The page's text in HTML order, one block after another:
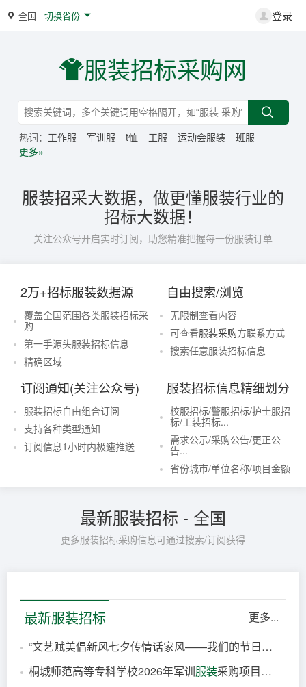
登录
全国 切换省份
服装招标采购网
热词： 工作服 军训服 t恤 工服 运动会服装
班服
更多»
服装招采大数据，做更懂服装行业的
招标大数据！
关注公众号开启实时订阅，助您精准把握每一份服装订单
2万+招标服装数据源
覆盖全国范围各类服装招标采
购
第一手源头服装招标信息
精确区域
自由搜索/浏览
无限制查看内容
可查看服装采购方联系方式
搜索任意服装招标信息
订阅通知(关注公众号)
服装招标自由组合订阅
支持各种类型通知
订阅信息1小时内极速推送
服装招标信息精细划分
校服招标/警服招标/护士服招
标/工装招标...
需求公示/采购公告/更正公
告...
省份城市/单位名称/项目金额
最新服装招标 - 全国
更多服装招标采购信息可通过搜索/订阅获得
最新服装招标
更多...
“文艺赋美倡新风七夕传情话家风——我们的节日七夕”文艺汇演
公告 3小时前
桐城师范高等专科学校2026年军训服装采购项目（三次）竞争性谈判公告